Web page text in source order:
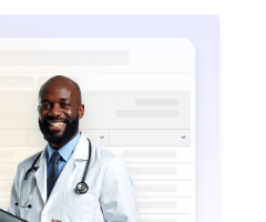
waktu yang
berjalan.